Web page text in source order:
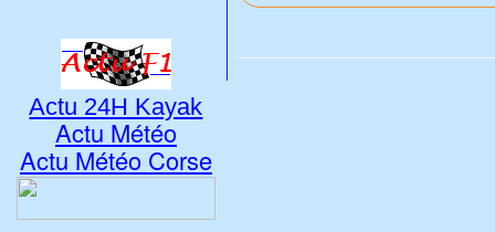
Actu 24H Kayak
Actu Météo
Actu Météo Corse